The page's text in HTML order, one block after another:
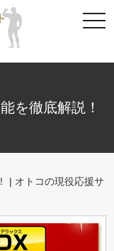
を徹底解説！
| オトコの現役応援サ